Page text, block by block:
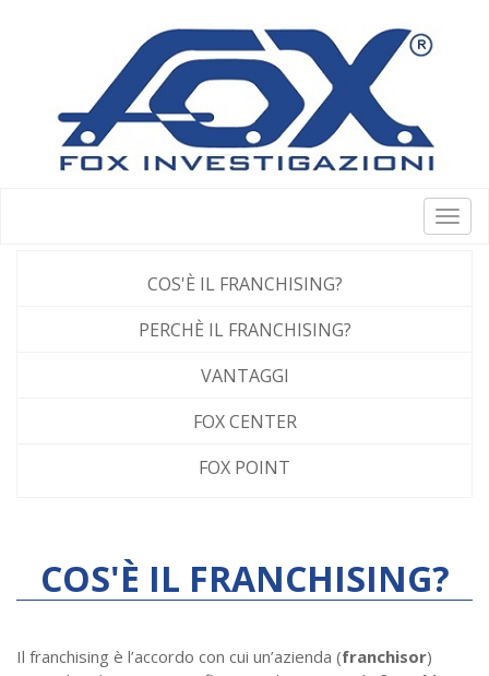
COS'È IL FRANCHISING?
PERCHÈ IL FRANCHISING?
VANTAGGI
FOX CENTER
FOX POINT
COS'È IL FRANCHISING?
Il franchising è l’accordo con cui un’azienda (franchisor)